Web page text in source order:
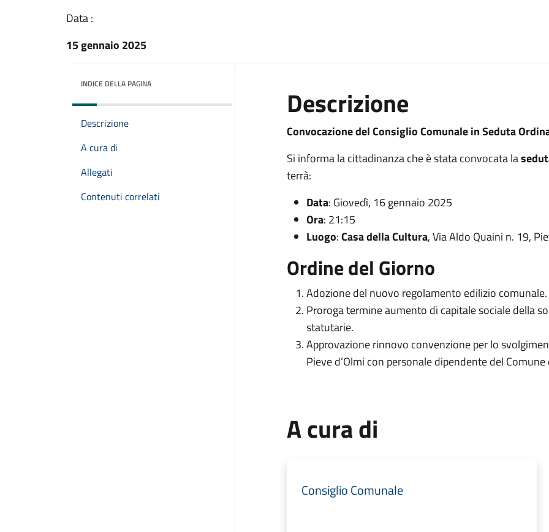
Data :
15 gennaio 2025
INDICE DELLA PAGINA
Descrizione
A cura di
Allegati
Contenuti correlati
Descrizione
Convocazione del Consiglio Comunale in Seduta
Si informa la cittadinanza che è stata convocata la
terrà:
Data: Giovedì, 16 gennaio 2025
Ora: 21:15
Luogo:Casa della Cultura, Via Aldo Quaini n. 19,
Ordine del Giorno
Adozione del nuovo regolamento edilizio comunale.
Proroga termine aumento di capitale sociale della
statutarie.
Approvazione rinnovo convenzione per lo
Pieve d’Olmi con personale dipendente del
A cura di
Consiglio Comunale